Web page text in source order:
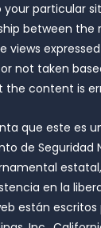
particular
between the
views
not taken
the content is
que este es
de Seguridad
en la
están escritos